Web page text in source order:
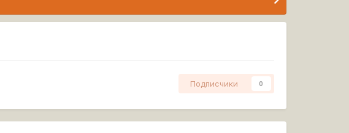
Подписчики 0